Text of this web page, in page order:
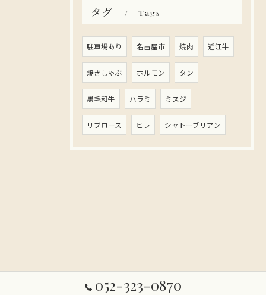
タグ Tags
駐車場あり 名古屋市 焼肉 近江牛
焼きしゃぶ ホルモン タン
黒毛和牛 ハラミ ミスジ
リブロース ヒレ シャトーブリアン
052-323-0870